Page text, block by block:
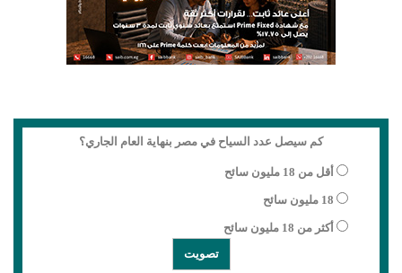
كم سيصل عدد السياح في مصر بنهاية العام الجاري؟
أقل من 18 مليون سائح
18 مليون سائح
أكثر من 18 مليون سائح